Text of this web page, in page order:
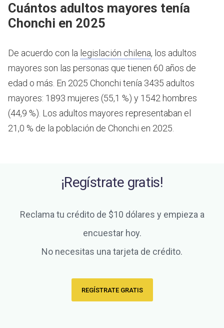
Cuántos adultos mayores tenía
Chonchi en 2025
De acuerdo con la legislación chilena, los adultos
mayores son las personas que tienen 60 años de
edad o más. En 2025 Chonchi tenía 3435 adultos
mayores: 1893 mujeres (55,1 %) y 1542 hombres
(44,9 %). Los adultos mayores representaban el
21,0 % de la población de Chonchi en 2025.
¡Regístrate gratis!
Reclama tu crédito de $10 dólares y empieza a
encuestar hoy.
No necesitas una tarjeta de crédito.
REGÍSTRATE GRATIS